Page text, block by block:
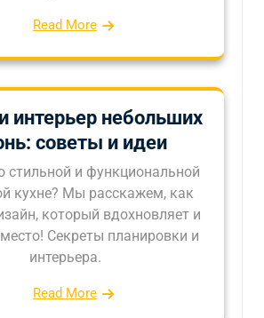
Read More
интерьер небольших
советы и идеи
стильной и функциональной
кухне? Мы расскажем, как
который вдохновляет и
Секреты планировки и
интерьера.
Read More